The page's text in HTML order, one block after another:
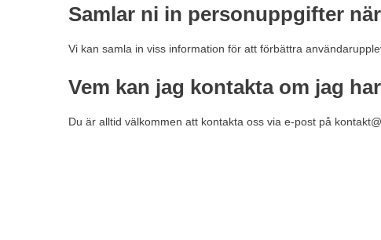
Samlar ni in personuppgifter
Vi kan samla in viss information för att förbättra
Vem kan jag kontakta om jag
Du är alltid välkommen att kontakta oss via e-post på